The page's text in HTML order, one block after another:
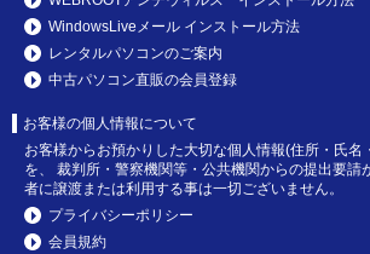
WindowsLiveメール インストール方法
レンタルパソコンのご案内
中古パソコン直販の会員登録
お客様の個人情報について
お客様からお預かりした大切な個人情報(住所・氏名
を、 裁判所・警察機関等・公共機関からの提出要請
者に譲渡または利用する事は一切ございません。
プライバシーポリシー
会員規約